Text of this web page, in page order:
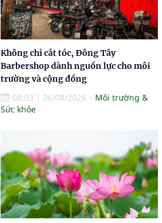
Không chỉ cắt tóc, Đông Tây
Barbershop dành nguồn lực cho môi
trường và cộng đồng
08:03 | 06/08/2026
Môi trường &
Sức khỏe